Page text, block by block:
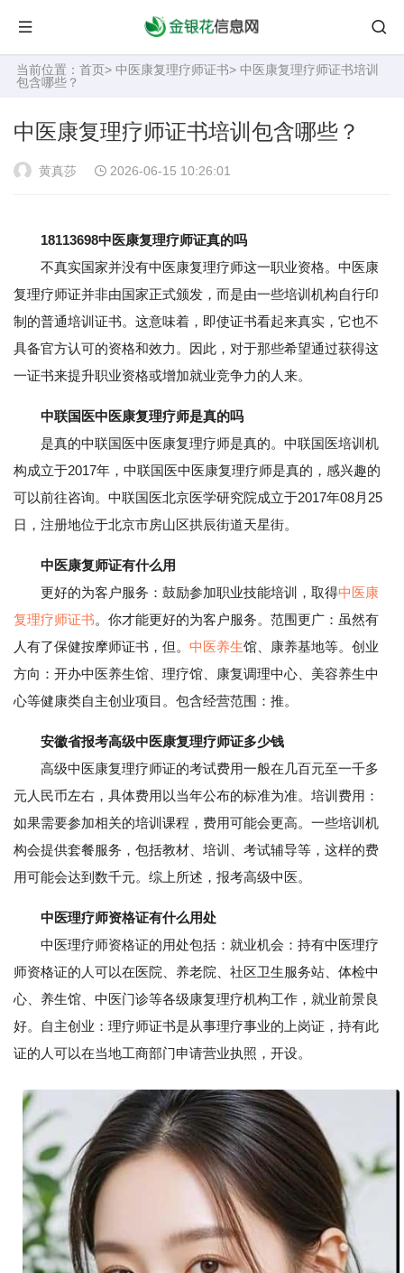
当前位置： 首页> 中医康复理疗师证书> 中医康复理疗师证书培训
包含哪些？
中医康复理疗师证书培训包含哪些？
黄真莎 2026-06-15 10:26:01
18113698中医康复理疗师证真的吗
不真实国家并没有中医康复理疗师这一职业资格。中医康
复理疗师证并非由国家正式颁发，而是由一些培训机构自行印
制的普通培训证书。这意味着，即使证书看起来真实，它也不
具备官方认可的资格和效力。因此，对于那些希望通过获得这
一证书来提升职业资格或增加就业竞争力的人来。
中联国医中医康复理疗师是真的吗
是真的中联国医中医康复理疗师是真的。中联国医培训机
构成立于2017年，中联国医中医康复理疗师是真的，感兴趣的
可以前往咨询。中联国医北京医学研究院成立于2017年08月25
日，注册地位于北京市房山区拱辰街道天星街。
中医康复师证有什么用
更好的为客户服务：鼓励参加职业技能培训，取得中医康
复理疗师证书。你才能更好的为客户服务。范围更广：虽然有
人有了保健按摩师证书，但。 中医养生馆、康养基地等。创业
方向：开办中医养生馆、理疗馆、康复调理中心、美容养生中
心等健康类自主创业项目。包含经营范围：推。
安徽省报考高级中医康复理疗师证多少钱
高级中医康复理疗师证的考试费用一般在几百元至一千多
元人民币左右，具体费用以当年公布的标准为准。培训费用：
如果需要参加相关的培训课程，费用可能会更高。一些培训机
构会提供套餐服务，包括教材、培训、考试辅导等，这样的费
用可能会达到数千元。综上所述，报考高级中医。
中医理疗师资格证有什么用处
中医理疗师资格证的用处包括：就业机会：持有中医理疗
师资格证的人可以在医院、养老院、社区卫生服务站、体检中
心、养生馆、中医门诊等各级康复理疗机构工作，就业前景良
好。自主创业：理疗师证书是从事理疗事业的上岗证，持有此
证的人可以在当地工商部门申请营业执照，开设。